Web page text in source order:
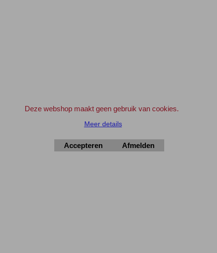
KvK 14126336
.
▲Top
Deze webshop maakt geen gebruik van cookies.
Meer details
Accepteren Afmelden